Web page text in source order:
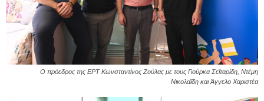
Ο πρόεδρος της ΕΡΤ Κωνσταντίνος Ζούλας με τους Γιούρκα Σεϊταρίδη, Ντέμη
Νικολαΐδη και Άγγελο Χαριστέα